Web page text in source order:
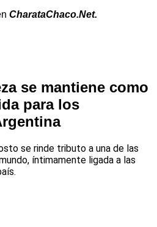
CharataChaco.Net.
se mantiene como
para los
se rinde tributo a una de las
íntimamente ligada a las